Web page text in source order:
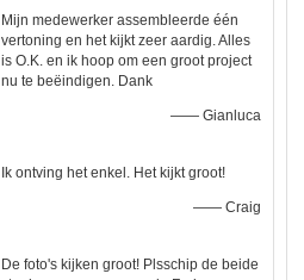
Mijn medewerker assembleerde één
vertoning en het kijkt zeer aardig. Alles
is O.K. en ik hoop om een groot project
nu te beëindigen. Dank
—— Gianluca
Ik ontving het enkel. Het kijkt groot!
—— Craig
De foto's kijken groot! Plsschip de beide